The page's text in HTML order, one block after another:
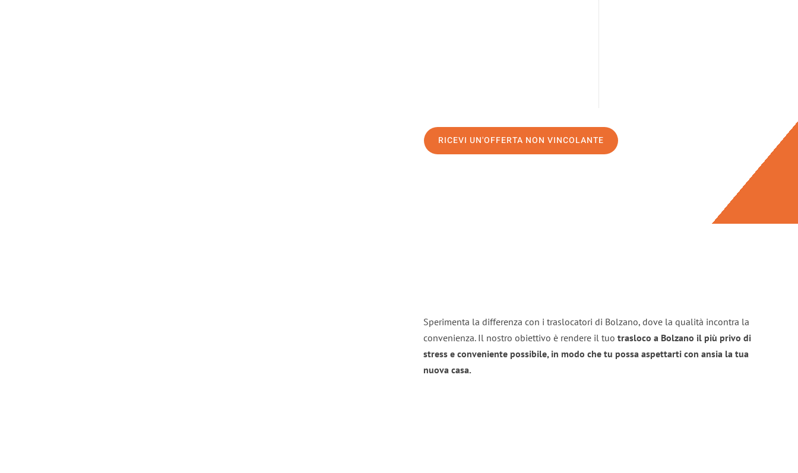
RICEVI UN'OFFERTA NON VINCOLANTE
Sperimenta la differenza con i traslocatori di Bolzano, dove la qualità incontra la
convenienza. Il nostro obiettivo è rendere il tuo trasloco a Bolzano il più privo di
stress e conveniente possibile, in modo che tu possa aspettarti con ansia la tua
nuova casa.